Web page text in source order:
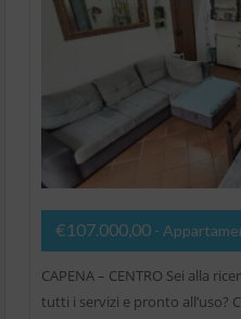
€107.000,00 -
CAPENA – CENTRO Sei alla
tutti i servizi e pronto all’uso?